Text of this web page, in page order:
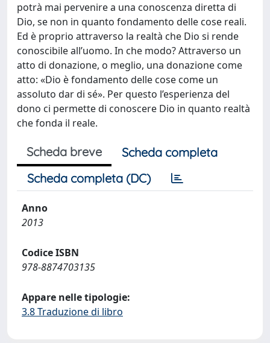
potrà mai pervenire a una conoscenza diretta di
Dio, se non in quanto fondamento delle cose reali.
Ed è proprio attraverso la realtà che Dio si rende
conoscibile all’uomo. In che modo? Attraverso un
atto di donazione, o meglio, una donazione come
atto: «Dio è fondamento delle cose come un
assoluto dar di sé». Per questo l’esperienza del
dono ci permette di conoscere Dio in quanto realtà
che fonda il reale.
Scheda breve
Scheda completa
Scheda completa (DC)
Anno
2013
Codice ISBN
978-8874703135
Appare nelle tipologie:
3.8 Traduzione di libro